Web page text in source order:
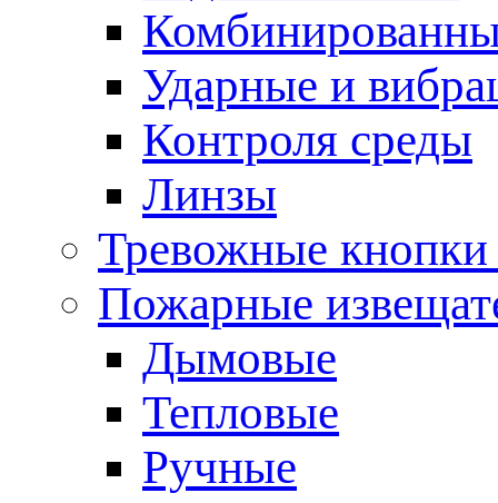
Ударные и
Контроля среды
Линзы
Тревожные кнопки
Пожарные
Дымовые
Тепловые
Ручные